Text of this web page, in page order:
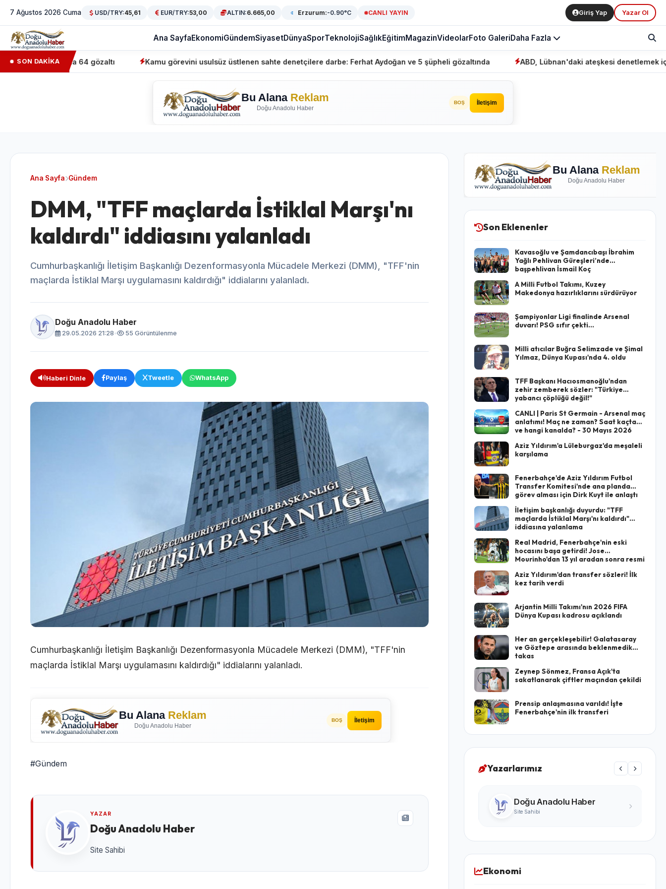
7 Ağustos 2026 Cuma USD/TRY:45,61 EUR/TRY:53,00 ALTIN:6.665,00 Erzurum:-0.90°C CANLI YAYIN Giriş Yap Yazar Ol
Ana SayfaEkonomiGündemSiyasetDünyaSporTeknolojiSağlıkEğitimMagazinVideolarFoto GaleriDaha Fazla
SON DAKİKA
64 gözaltı Kamu görevini usulsüz üstlenen sahte denetçilere darbe: Ferhat Aydoğan ve 5 şüpheli gözaltında ABD, Lübnan'daki ateşkesi denetlemek için
Bu Alana Reklam
Doğu Anadolu Haber
BOŞ İletişim
Ana Sayfa Gündem
DMM, "TFF maçlarda İstiklal Marşı'nı
kaldırdı" iddiasını yalanladı
Cumhurbaşkanlığı İletişim Başkanlığı Dezenformasyonla Mücadele Merkezi (DMM), "TFF'nin
maçlarda İstiklal Marşı uygulamasını kaldırdığı" iddialarını yalanladı.
Doğu Anadolu Haber
29.05.2026 21:28• 55 Görüntülenme
Haberi Dinle Paylaş Tweetle WhatsApp
Cumhurbaşkanlığı İletişim Başkanlığı Dezenformasyonla Mücadele Merkezi (DMM), "TFF'nin
maçlarda İstiklal Marşı uygulamasını kaldırdığı" iddialarını yalanladı.
Bu Alana Reklam
Doğu Anadolu Haber
BOŞ İletişim
#Gündem
YAZAR
Doğu Anadolu Haber
Site Sahibi
Bu Alana Reklam
Doğu Anadolu Haber
Son Eklenenler
Kavasoğlu ve Şamdancıbaşı İbrahim
Yağlı Pehlivan Güreşleri’nde
başpehlivan İsmail Koç
A Milli Futbol Takımı, Kuzey
Makedonya hazırlıklarını sürdürüyor
Şampiyonlar Ligi finalinde Arsenal
duvarı! PSG sıfır çekti...
Milli atıcılar Buğra Selimzade ve Şimal
Yılmaz, Dünya Kupası'nda 4. oldu
TFF Başkanı Hacıosmanoğlu'ndan
zehir zemberek sözler: "Türkiye
yabancı çöplüğü değil!"
CANLI | Paris St Germain - Arsenal maç
anlatımı! Maç ne zaman? Saat kaçta
ve hangi kanalda? - 30 Mayıs 2026
Aziz Yıldırım'a Lüleburgaz'da meşaleli
karşılama
Fenerbahçe'de Aziz Yıldırım Futbol
Transfer Komitesi'nde ana planda
görev alması için Dirk Kuyt ile anlaştı
İletişim başkanlığı duyurdu: "TFF
maçlarda İstiklal Marşı'nı kaldırdı"
iddiasına yalanlama
Real Madrid, Fenerbahçe'nin eski
hocasını başa getirdi! Jose
Mourinho'dan 13 yıl aradan sonra resmi
Aziz Yıldırım'dan transfer sözleri! İlk
kez tarih verdi
Arjantin Milli Takımı'nın 2026 FIFA
Dünya Kupası kadrosu açıklandı
Her an gerçekleşebilir! Galatasaray
ve Göztepe arasında beklenmedik
takas
Zeynep Sönmez, Fransa Açık'ta
sakatlanarak çiftler maçından çekildi
Prensip anlaşmasına varıldı! İşte
Fenerbahçe'nin ilk transferi
Yazarlarımız
Turgay Karabıyık
Ünlü Yazar
Ekonomi